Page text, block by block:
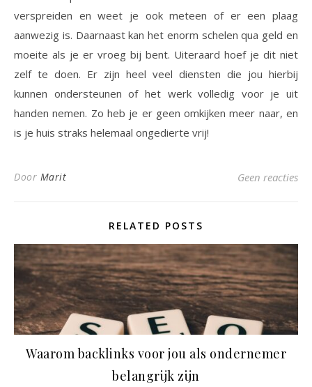
verspreiden en weet je ook meteen of er een plaag
aanwezig is. Daarnaast kan het enorm schelen qua geld en
moeite als je er vroeg bij bent. Uiteraard hoef je dit niet
zelf te doen. Er zijn heel veel diensten die jou hierbij
kunnen ondersteunen of het werk volledig voor je uit
handen nemen. Zo heb je er geen omkijken meer naar, en
is je huis straks helemaal ongedierte vrij!
Door Marit Geen reacties
RELATED POSTS
Waarom backlinks voor jou als ondernemer
belangrijk zijn